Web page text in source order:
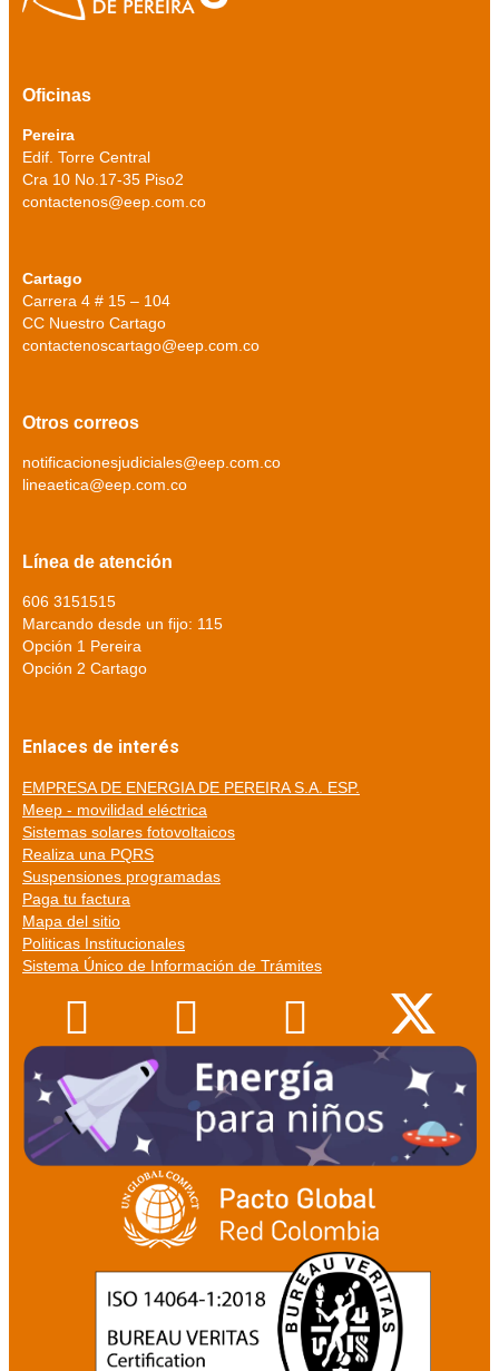
Oficinas
Pereira
Edif. Torre Central
Cra 10 No.17-35 Piso2
contactenos@eep.com.co
Cartago
Carrera 4 # 15 – 104
CC Nuestro Cartago
contactenoscartago@eep.com.co
Otros correos
notificacionesjudiciales@eep.com.co
lineaetica@eep.com.co
Línea de atención
606 3151515
Marcando desde un fijo: 115
Opción 1 Pereira
Opción 2 Cartago
Enlaces de interés
EMPRESA DE ENERGIA DE PEREIRA S.A. ESP.
Meep - movilidad eléctrica
Sistemas solares fotovoltaicos
Realiza una PQRS
Suspensiones programadas
Paga tu factura
Mapa del sitio
Politicas Institucionales
Sistema Único de Información de Trámites